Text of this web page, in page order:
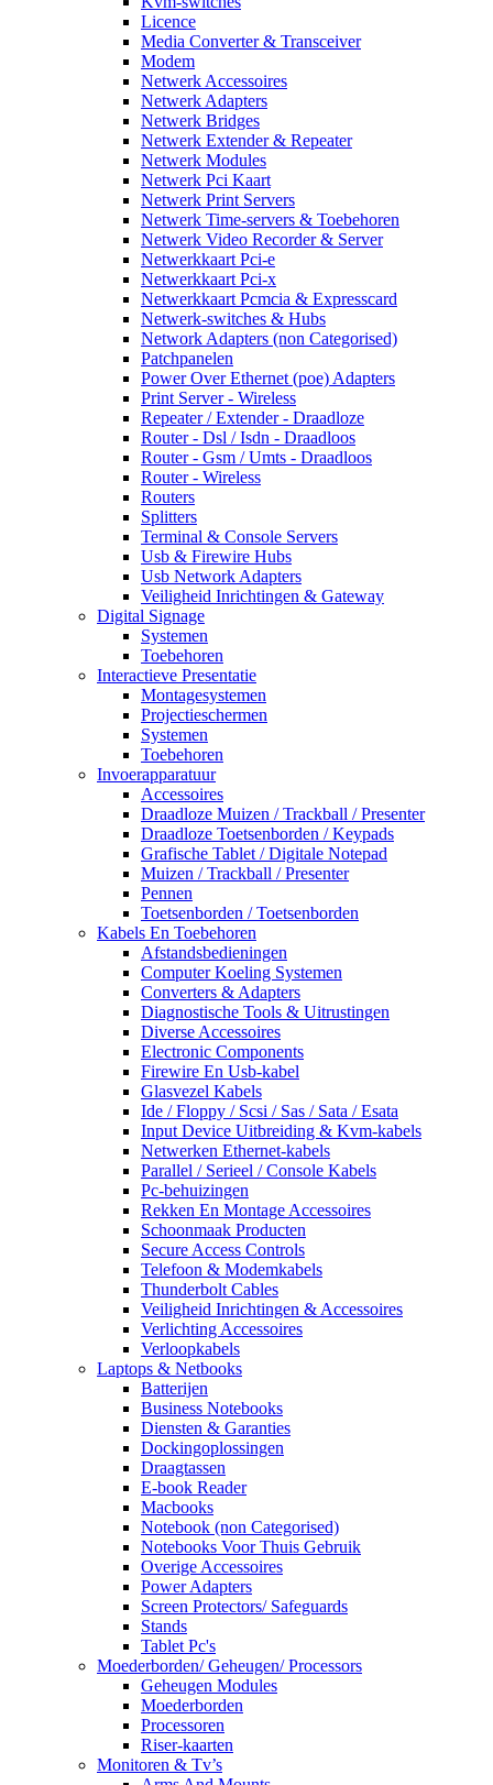
Licence
Media Converter & Transceiver
Modem
Netwerk Accessoires
Netwerk Adapters
Netwerk Bridges
Netwerk Extender & Repeater
Netwerk Modules
Netwerk Pci Kaart
Netwerk Print Servers
Netwerk Time-servers & Toebehoren
Netwerk Video Recorder & Server
Netwerkkaart Pci-e
Netwerkkaart Pci-x
Netwerkkaart Pcmcia & Expresscard
Netwerk-switches & Hubs
Network Adapters (non Categorised)
Patchpanelen
Power Over Ethernet (poe) Adapters
Print Server - Wireless
Repeater / Extender - Draadloze
Router - Dsl / Isdn - Draadloos
Router - Gsm / Umts - Draadloos
Router - Wireless
Routers
Splitters
Terminal & Console Servers
Usb & Firewire Hubs
Usb Network Adapters
Veiligheid Inrichtingen & Gateway
Digital Signage
Systemen
Toebehoren
Interactieve Presentatie
Montagesystemen
Projectieschermen
Systemen
Toebehoren
Invoerapparatuur
Accessoires
Draadloze Muizen / Trackball / Presenter
Draadloze Toetsenborden / Keypads
Grafische Tablet / Digitale Notepad
Muizen / Trackball / Presenter
Pennen
Toetsenborden / Toetsenborden
Kabels En Toebehoren
Afstandsbedieningen
Computer Koeling Systemen
Converters & Adapters
Diagnostische Tools & Uitrustingen
Diverse Accessoires
Electronic Components
Firewire En Usb-kabel
Glasvezel Kabels
Ide / Floppy / Scsi / Sas / Sata / Esata
Input Device Uitbreiding & Kvm-kabels
Netwerken Ethernet-kabels
Parallel / Serieel / Console Kabels
Pc-behuizingen
Rekken En Montage Accessoires
Schoonmaak Producten
Secure Access Controls
Telefoon & Modemkabels
Thunderbolt Cables
Veiligheid Inrichtingen & Accessoires
Verlichting Accessoires
Verloopkabels
Laptops & Netbooks
Batterijen
Business Notebooks
Diensten & Garanties
Dockingoplossingen
Draagtassen
E-book Reader
Macbooks
Notebook (non Categorised)
Notebooks Voor Thuis Gebruik
Overige Accessoires
Power Adapters
Screen Protectors/ Safeguards
Stands
Tablet Pc's
Moederborden/ Geheugen/ Processors
Geheugen Modules
Moederborden
Processoren
Riser-kaarten
Monitoren & Tv’s